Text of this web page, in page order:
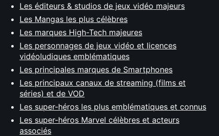
Les éditeurs & studios de jeux vidéo majeurs
Les Mangas les plus célèbres
Les marques High-Tech majeures
Les personnages de jeux vidéo et licences
vidéoludiques emblématiques
Les principales marques de Smartphones
Les principaux canaux de streaming (films et
séries) et de VOD
Les super-héros les plus emblématiques et connus
Les super-héros Marvel célèbres et acteurs
associés